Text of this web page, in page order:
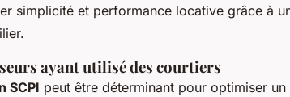
simplicité et performance locative grâce à
ayant utilisé des courtiers
SCPI peut être déterminant pour optimiser